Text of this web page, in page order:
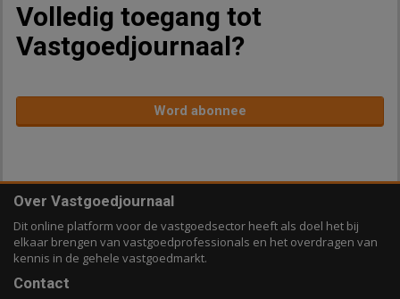
Volledig toegang tot
Vastgoedjournaal?
Word abonnee
Over Vastgoedjournaal
Dit online platform voor de vastgoedsector heeft als doel het bij
elkaar brengen van vastgoedprofessionals en het overdragen van
kennis in de gehele vastgoedmarkt.
Contact